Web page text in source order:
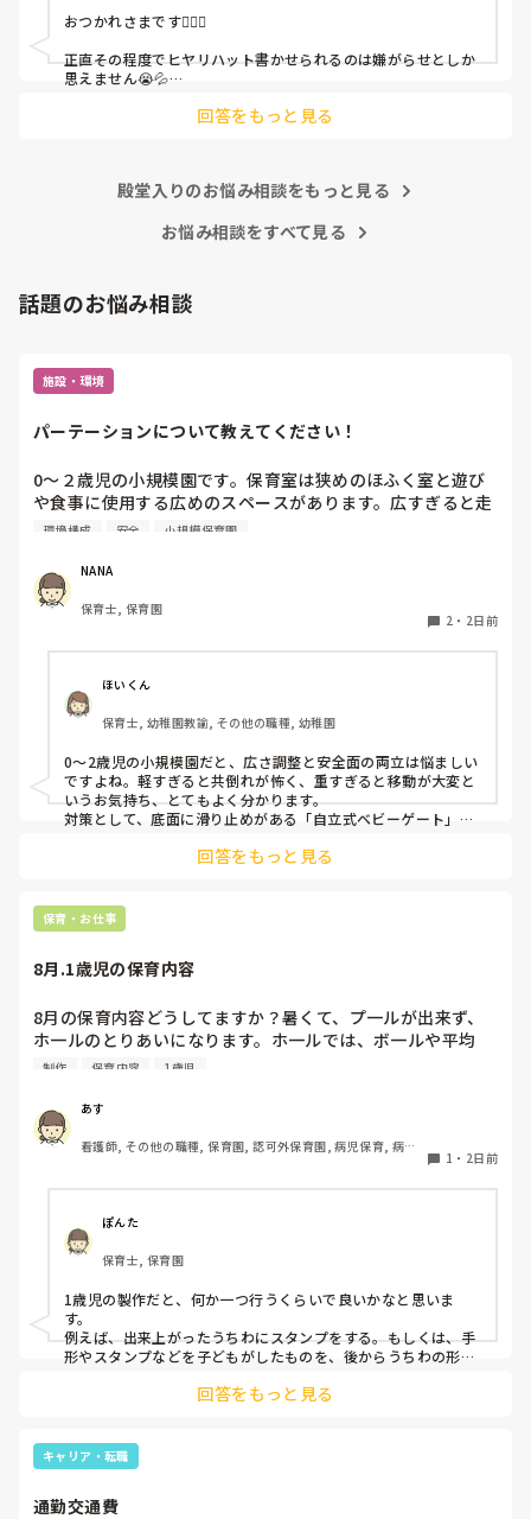
皆さんの園はどうですか?
おつかれさまです🙇🏻‍♀️
正直その程度でヒヤリハット書かせられるのは嫌がらせとしか
思えません😭💦
回答をもっと見る
殿堂入りのお悩み相談をもっと見る
お悩み相談をすべて見る
話題のお悩み相談
施設・環境
パーテーションについて教えてください！
0〜２歳児の小規模園です。保育室は狭めのほふく室と遊び
や食事に使用する広めのスペースがあります。広すぎると走
り回ったりして落ち着かないので、活動によってパーテーシ
うな素材で軽いので、ちょっと体が当たると倒れたり、つか
まり立ちが不安定な子にとっては共倒れになったりで危険で
す。かと言って固定してしまうと活動によって柔軟に移動す
しっかりした重いものを置いていましたが、移動が大変で使
い勝手が悪く、子どもがぶつかって倒れた時に怖い思いをし
ました。
皆さんの園ではどんなもので工夫されていますか？
環境構成 安全 小規模保育園
NANA
保育士, 保育園
2 ・ 2日前
ほいくん
保育士, 幼稚園教諭, その他の職種, 幼稚園
0〜2歳児の小規模園だと、広さ調整と安全面の両立は悩ましい
ですよね。軽すぎると共倒れが怖く、重すぎると移動が大変と
いうお気持ち、とてもよく分かります。
対策として、底面に滑り止めがある「自立式ベビーゲート」な
た、ストッパー付きキャスターをつけたロー棚を仕切りにすれ
り、脚元に水入りペットボトルなどの重りを付けて補強してみ
てくださいね。安全で使いやすい方法が見つかるよう応援して
回答をもっと見る
保育・お仕事
8月.1歳児の保育内容
8月の保育内容どうしてますか？暑くて、プ一ルが出来ず、
ホ一ルのとりあいになります。ホ一ルでは、ボ一ルや平均
台、風船で遊んでいます。製作で、うちわや望遠鏡や風鈴🎐
クラスです、玩具で遊ばせながら、何人かずつよんで、やっ
ています。何か、いいアイデアや、工夫など、何でもいいの
で、教えて下さい。
制作 保育内容 1歳児
あす
看護師, その他の職種, 保育園, 認可外保育園, 病児保育, 病院
1 ・ 2日前
ぽんた
保育士, 保育園
1歳児の製作だと、何か一つ行うくらいで良いかなと思いま
す。
例えば、出来上がったうちわにスタンプをする。もしくは、手
形やスタンプなどを子どもがしたものを、後からうちわの形に
雨遊び、氷遊び、など間食遊びをたくさん行っています。
す！いつもと違うおもちゃ、室内に興味津々です！
回答をもっと見る
キャリア・転職
通勤交通費